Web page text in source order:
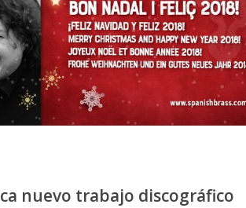
nuevo trabajo discográfico